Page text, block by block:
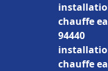
chauffe
94440
chauffe